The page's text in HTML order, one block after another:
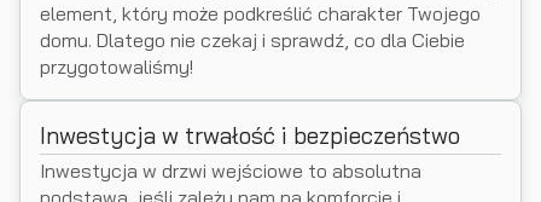
element, który może podkreślić charakter Twojego
domu. Dlatego nie czekaj i sprawdź, co dla Ciebie
przygotowaliśmy!
Inwestycja w trwałość i bezpieczeństwo
Inwestycja w drzwi wejściowe to absolutna
podstawa, jeśli zależy nam na komforcie i